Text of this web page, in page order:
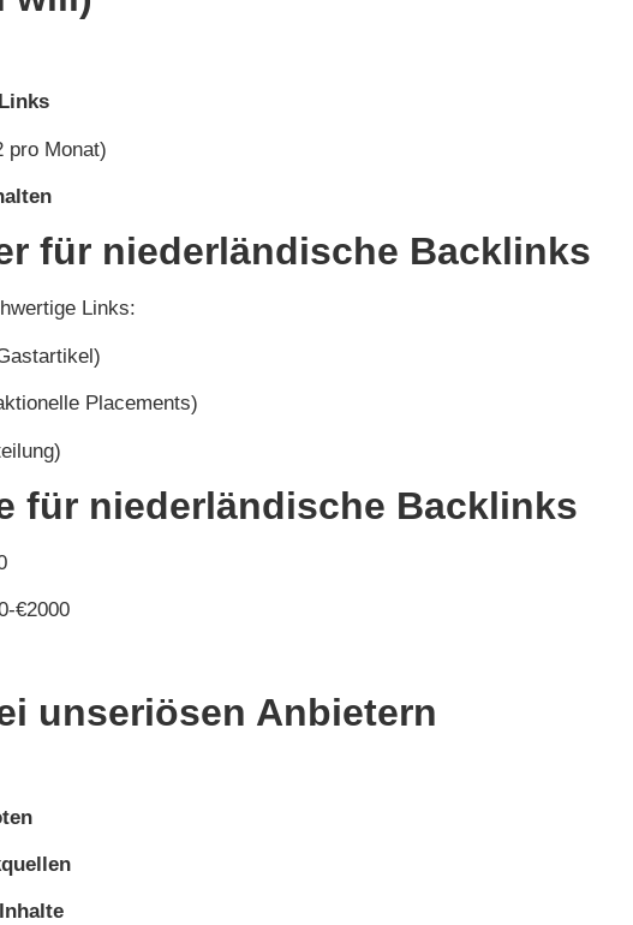
pro Monat)
für niederländische Backlinks
Links:
Placements)
für niederländische Backlinks
€2000
unseriösen Anbietern